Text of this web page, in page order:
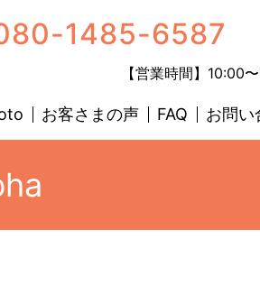
1485-6587
【営業時間】10:00
お客さまの声 FAQ お問い